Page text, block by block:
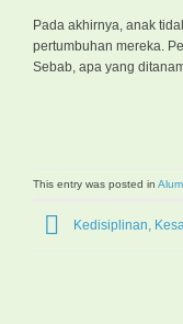
Pada akhirnya, anak
pertumbuhan mereka.
Sebab, apa yang
This entry was posted in
Kedisiplinan,